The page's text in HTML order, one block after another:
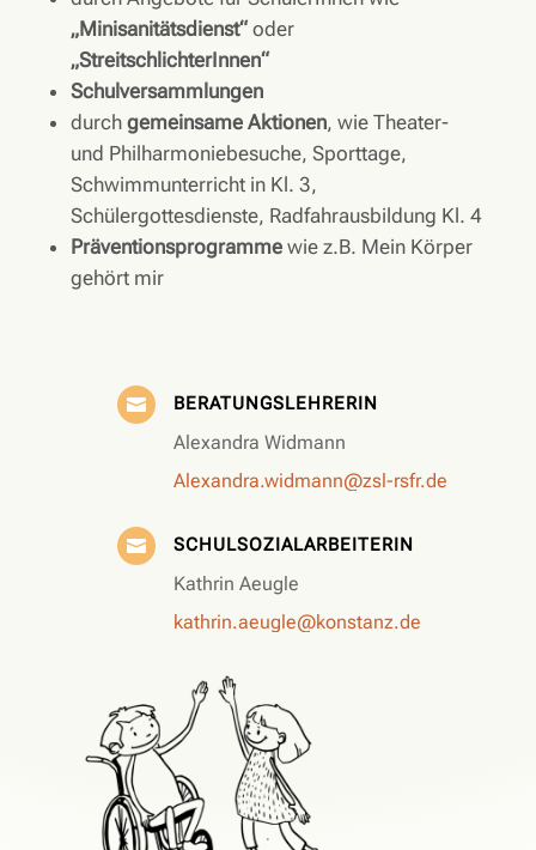
„Minisanitätsdienst“oder
„StreitschlichterInnen“
Schulversammlungen
durch gemeinsame Aktionen, wie Theater-
und Philharmoniebesuche, Sporttage,
Schwimmunterricht in Kl. 3,
Schülergottesdienste, Radfahrausbildung Kl. 4
Präventionsprogramme wie z.B. Mein Körper
gehört mir
 BERATUNGSLEHRERIN
Alexandra Widmann
Alexandra.widmann@zsl-rsfr.de
 SCHULSOZIALARBEITERIN
Kathrin Aeugle
kathrin.aeugle@konstanz.de